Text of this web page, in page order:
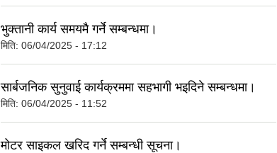
भुक्तानी कार्य समयमै गर्ने सम्बन्धमा।
मिति: 06/04/2025 - 17:12
सार्बजनिक सुनुवाई कार्यक्रममा सहभागी भइदिने सम्बन्धमा।
मिति: 06/04/2025 - 11:52
मोटर साइकल खरिद गर्ने सम्बन्धी सूचना।